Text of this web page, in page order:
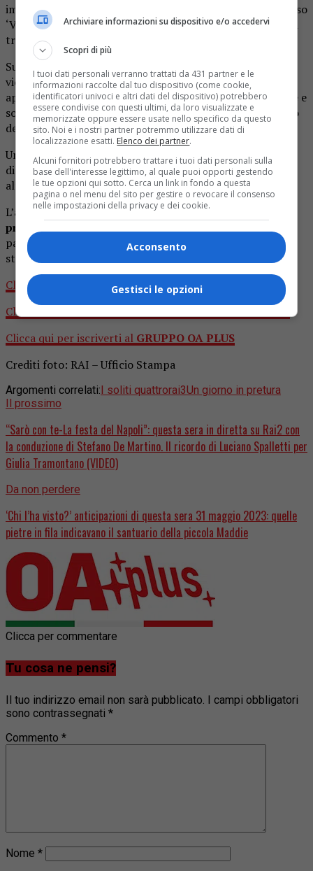
imputati, vi sarà Matteo Cerni, direttore della casa di riposo
‘Villa Rosanna’, imputato di violenze e minacce ai danni di
tre anziani non autosufficienti.
Sul banco degli imputati, oltre al direttore, anche il
vicedirettore e due operatrici. ‘I soliti quattro’ (così li
appella una testimone) sono accusati di violenze, minacce e
somministrazione di psicofarmaci per garantirsi il silenzio
delle vittime.
Un’operatrice della comunità-alloggio al processo ha
dichiarato che a decidere tutto era Matteo Cerni e che gli
altri tre erano complici.
L’analisi del caso sarà presentata ad ‘Un giorno in
pretura
partire dalle 00:10 circa ed è visibile anche – in live
streming e on demand – sulla piattaforma RaiPlay.
Clicca qui per seguireOA PLUS su INSTAGRAM
Clicca qui per mettere “Mi piace” alla
Clicca qui per iscriverti al GRUPPO OA PLUS
Crediti foto: RAI – Ufficio Stampa
Argomenti correlati:I soliti quattrorai3Un giorno in pretura
Il prossimo
“Sarò con te-La festa del Napoli”: questa sera in diretta su Rai2 con
la conduzione di Stefano De Martino. Il ricordo di Luciano Spalletti per
Giulia Tramontano (VIDEO)
Da non perdere
‘Chi l’ha visto?’ anticipazioni di questa sera 31 maggio 2023: quelle
pietre in fila indicavano il santuario della piccola Maddie
Clicca per commentare
Tu cosa ne pensi?
Il tuo indirizzo email non sarà pubblicato. I campi obbligatori
sono contrassegnati *
Commento *
Nome *
Archiviare informazioni su dispositivo e/o accedervi
Scopri di più
I tuoi dati personali verranno trattati da 431 partner e le
informazioni raccolte dal tuo dispositivo (come cookie,
identificatori univoci e altri dati del dispositivo) potrebbero
essere condivise con questi ultimi, da loro visualizzate e
memorizzate oppure essere usate nello specifico da questo
sito. Noi e i nostri partner potremmo utilizzare dati di
localizzazione esatti. Elenco dei partner.
Alcuni fornitori potrebbero trattare i tuoi dati personali sulla
base dell'interesse legittimo, al quale puoi opporti gestendo
le tue opzioni qui sotto. Cerca un link in fondo a questa
pagina o nel menu del sito per gestire o revocare il consenso
nelle impostazioni della privacy e dei cookie.
Acconsento
Gestisci le opzioni